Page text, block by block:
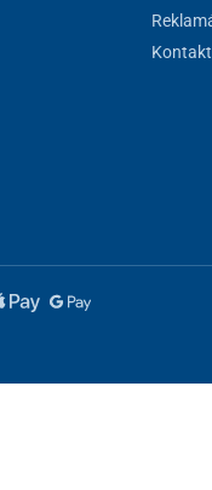
Kontakt